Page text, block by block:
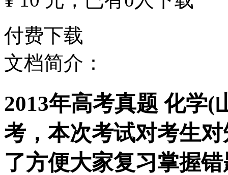
付费下载
文档简介：
2013年高考真题 化学(
考，本次考试对考生
了方便大家复习掌握